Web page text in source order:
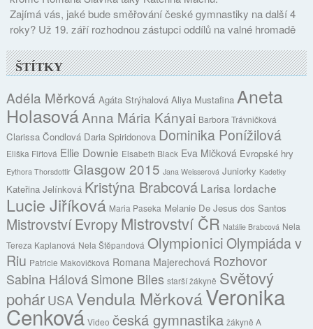
Zajímá vás, jaké bude směřování české gymnastiky na další 4
roky? Už 19. září rozhodnou zástupci oddílů na valné hromadě
ŠTÍTKY
Adéla Měrková Agáta Strýhalová Aliya Mustafina Aneta
HolasováAnna Mária Kányai Barbora Trávničková
Clarissa Čondlová Daria Spiridonova Dominika Ponížilová
Eliška Fiřtová Ellie Downie Elsabeth Black Eva Mičková Evropské hry
Eythora Thorsdottir Glasgow 2015 Jana Weisserová Juniorky Kadetky
Kateřina Jelínková Kristýna Brabcová Larisa Iordache
Lucie Jiříková Maria Paseka Melanie De Jesus dos Santos
Mistrovství Evropy Mistrovství ČR Natálie Brabcová Nela
Tereza Kaplanová Nela Štěpandová OlympioniciOlympiáda v
Riu Patricie Makovičková Romana Majerechová Rozhovor
Sabina HálováSimone Biles starší žákyně Světový
pohárUSA Vendula MěrkováVeronika
Cenková Video česká gymnastika žákyně A